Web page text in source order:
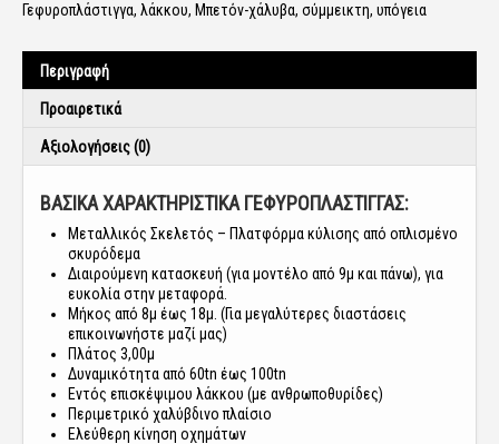
Γεφυροπλάστιγγα, λάκκου, Μπετόν-χάλυβα, σύμμεικτη, υπόγεια
Περιγραφή
Προαιρετικά
Αξιολογήσεις (0)
ΒΑΣΙΚΑ ΧΑΡΑΚΤΗΡΙΣΤΙΚΑ ΓΕΦΥΡΟΠΛΑΣΤΙΓΓΑΣ:
Μεταλλικός Σκελετός – Πλατφόρμα κύλισης από οπλισμένο
σκυρόδεμα
Διαιρούμενη κατασκευή (για μοντέλο από 9μ και πάνω), για
ευκολία στην μεταφορά.
Μήκος από 8μ έως 18μ. (Για μεγαλύτερες διαστάσεις
επικοινωνήστε μαζί μας)
Πλάτος 3,00μ
Δυναμικότητα από 60tn έως 100tn
Εντός επισκέψιμου λάκκου (με ανθρωποθυρίδες)
Περιμετρικό χαλύβδινο πλαίσιο
Ελεύθερη κίνηση οχημάτων